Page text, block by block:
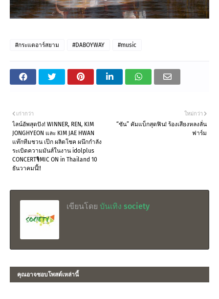
#กระแตอาร์สยาม #DABOYWAY #music
ใหม่กว่า
“ซัน” คัมแบ็กสุดฟิน! ร้องเสียงหลงลั่น
ฟาร์ม
เก่ากว่า
ไลน์อัพสุดปัง! WINNER, REN, KIM
JONGHYEON และ KIM JAE HWAN
แท๊กทีมชวน เป๊ก ผลิตโชค ผนึกกำลัง
ระเบิดความมันส์ในงาน idolplus
CONCERT🎙MIC ON in Thailand 10
ธันวาคมนี้!!
เขียนโดย บันเทิง society
คุณอาจชอบโพสต์เหล่านี้